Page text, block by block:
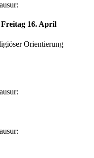
16. April
Orientierung